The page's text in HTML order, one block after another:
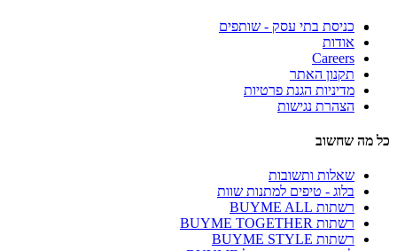
כניסת בתי עסק - שותפים
אודות
Careers
תקנון האתר
מדיניות הגנת פרטיות
הצהרת נגישות
כל מה שחשוב
שאלות ותשובות
בלוג - טיפים למתנות שוות
רשתות BUYME ALL
רשתות BUYME TOGETHER
רשתות BUYME STYLE